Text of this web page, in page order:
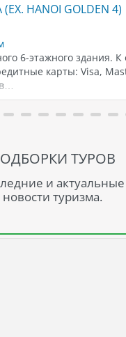
(EX. HANOI GOLDEN 4)
6-этажного здания. К
карты: Visa,
ТУРОВ
и
новости туризма.